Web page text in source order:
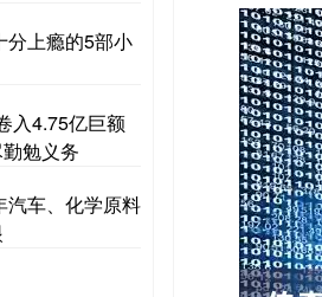
分上瘾的5部小
入4.75亿巨额
勉义务
汽车、化学原料